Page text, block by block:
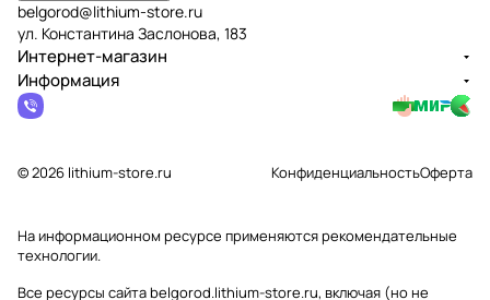
belgorod@lithium-store.ru
ул. Константина Заслонова, 183
Интернет-магазин
Информация
© 2026 lithium-store.ru КонфиденциальностьОферта
На информационном ресурсе применяютсярекомендательные
технологии.
Все ресурсы сайта belgorod.lithium-store.ru, включая (но не